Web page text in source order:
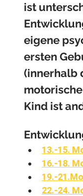
ist
eigene
ersten
(innerhalb
Kind ist
13.-15.
16.-18.
19.-21.
22.-24.